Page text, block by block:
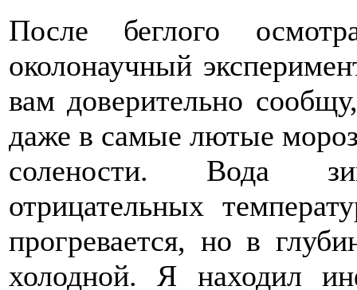
После беглого
околонаучный
вам доверительно
даже в самые лютые
солености. Вода
отрицательных
прогревается, но в
холодной. Я находил